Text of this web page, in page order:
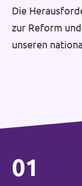
Die
zur Reform
unseren
01